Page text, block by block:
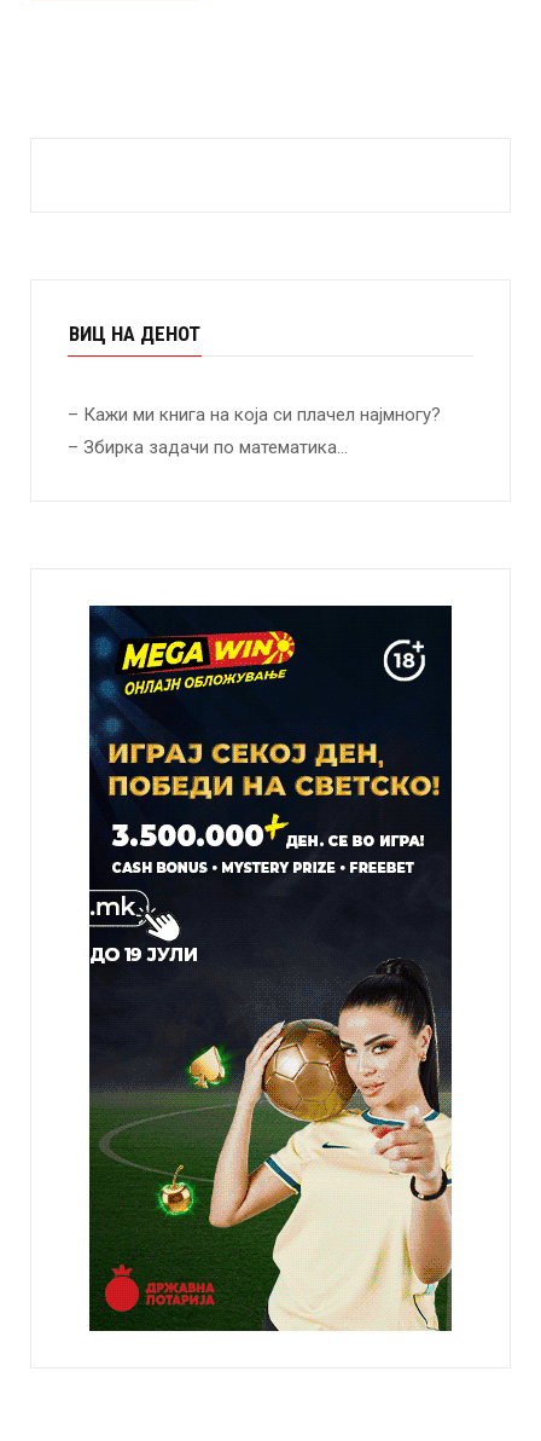
ВИЦ НА ДЕНОТ
– Кажи ми книга на која си плачел најмногу?
– Збирка задачи по математика…